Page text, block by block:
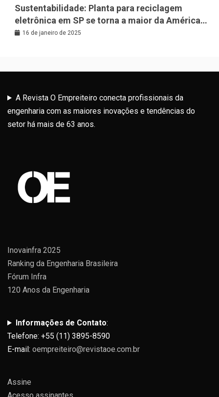
Sustentabilidade: Planta para reciclagem
eletrônica em SP se torna a maior da América
Latina
16 de janeiro de 2025
A Revista O Empreiteiro conecta profissionais da
engenharia com as maiores inovações e tendências do
setor há mais de 63 anos.
Inovainfra 2025
Ranking da Engenharia Brasileira
Fórum Infra
120 Anos da Engenharia
Informações de Contato:
Telefone: +55 (11) 3895-8590
E-mail: oempreiteiro@revistaoe.com.br
Assine